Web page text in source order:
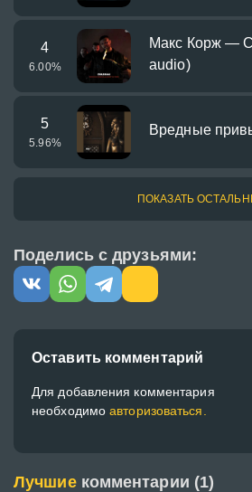
4
6.00%
Макс Корж —
audio)
5
5.96%
Вредные
ПОКАЗАТЬ
Поделись с друзьями:
Оставить комментарий
Для добавления комментария
необходимоавторизоваться.
Лучшие комментарии (1)